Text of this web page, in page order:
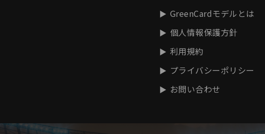
GreenCardモデルとは
個人情報保護方針
利用規約
プライバシーポリシー
お問い合わせ